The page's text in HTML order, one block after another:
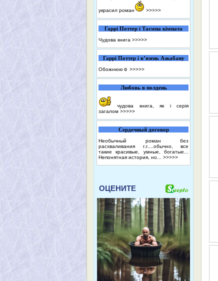
украсил роман >>>>>
Гаррі Поттер і Таємна кімната
Чудова книга >>>>>
Гаррі Поттер і в’язень Азкабану
Обожнюю☺️ >>>>>
Любовь в полдень
чудова книга, як і серія
загалом >>>>>
Сердечный договор
Необычный роман без
расхваливания г.г....обычно, все
такие красивые, умные, богатые...
Непонятная история, но... >>>>>
ОЦЕНИТЕ